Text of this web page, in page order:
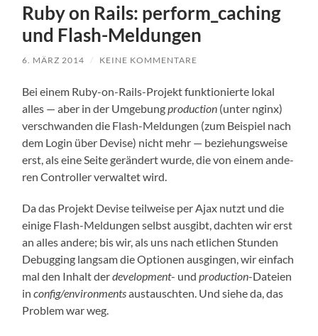
Ruby on Rails: perform_caching
und Flash-Meldungen
6. MÄRZ 2014 / KEINE KOMMENTARE
Bei einem Ruby-on-Rails-Pro­jekt funk­tio­nier­te lokal
alles — aber in der Umge­bung pro­duc­tion (unter nginx)
ver­schwan­den die Flash-Mel­dun­gen (zum Bei­spiel nach
dem Log­in über Devi­se) nicht mehr — bezie­hungs­wei­se
erst, als eine Sei­te gerän­dert wur­de, die von einem ande­
ren Con­trol­ler ver­wal­tet wird.
Da das Pro­jekt Devi­se teil­wei­se per Ajax nutzt und die
eini­ge Flash-Mel­dun­gen selbst aus­gibt, dach­ten wir erst
an alles ande­re; bis wir, als uns nach etli­chen Stun­den
Debug­ging lang­sam die Optio­nen aus­gin­gen, wir ein­fach
mal den Inhalt derdeve­lo­p­ment- und pro­duc­tion-Datei­en
inconfig/environmentsaus­tausch­ten. Und sie­he da, das
Pro­blem war weg.